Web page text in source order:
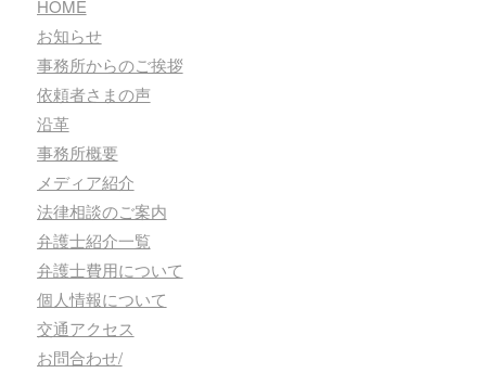
HOME
お知らせ
事務所からのご挨拶
依頼者さまの声
沿革
事務所概要
メディア紹介
法律相談のご案内
弁護士紹介一覧
弁護士費用について
個人情報について
交通アクセス
お問合わせ/